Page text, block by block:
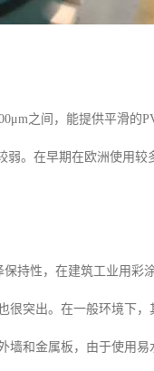
之间，能提供平滑的
。在早期在欧洲使用较
持性，在建筑工业用彩
很突出。在一般环境下
墙和金属板，由于使用